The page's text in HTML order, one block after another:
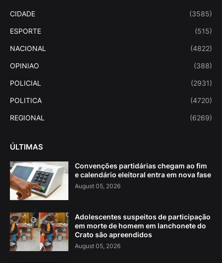
CIDADE (3585)
ESPORTE (515)
NACIONAL (4822)
OPINIAO (388)
POLICIAL (2931)
POLITICA (4720)
REGIONAL (6269)
ÚLTIMAS
Convenções partidárias chegam ao fim
e calendário eleitoral entra em nova fase
August 05, 2026
Adolescentes suspeitos de participação
em morte de homem em lanchonete do
Crato são apreendidos
August 05, 2026